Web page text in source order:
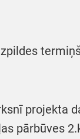
projekta
pārbūves